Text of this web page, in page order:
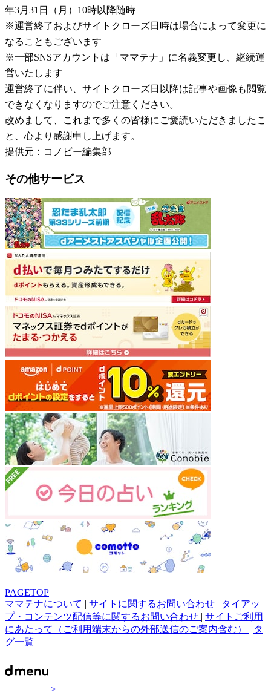
年3月31日（月）10時以降随時
※運営終了およびサイトクローズ日時は場合によって変更に
なることもございます
※一部SNSアカウントは「ママテナ」に名義変更し、継続運
営いたします
運営終了に伴い、サイトクローズ日以降は記事や画像も閲覧
できなくなりますのでご注意ください。
改めまして、これまで多くの皆様にご愛読いただきましたこ
と、心より感謝申し上げます。
提供元：コノビー編集部
その他サービス
PAGETOP
ママテナについて | サイトに関するお問い合わせ | タイアッ
プ・コンテンツ配信等に関するお問い合わせ | サイトご利用
にあたって（ご利用端末からの外部送信のご案内含む） | タ
グ一覧
>